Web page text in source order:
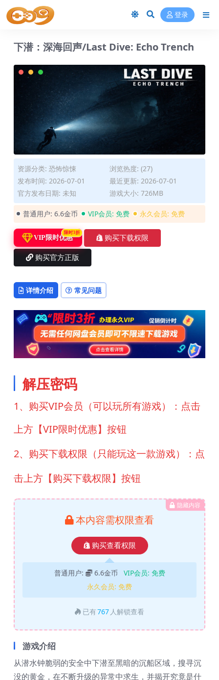
登录
下潜：深海回声/Last Dive: Echo Trench
资源分类: 恐怖惊悚
浏览热度: (27)
发布时间: 2026-07-01
最近更新: 2026-07-01
官方发布日期: 未知
游戏大小: 726MB
普通用户: 6.6金币 VIP会员: 免费 永久会员: 免费
VIP限时优惠
限时3折
购买下载权限
购买官方正版
详情介绍 常见问题
解压密码
1、购买VIP会员（可以玩所有游戏）：点击
上方【VIP限时优惠】按钮
2、购买下载权限（只能玩这一款游戏）：点
击上方【购买下载权限】按钮
隐藏内容
本内容需权限查看
购买查看权限
普通用户: 6.6金币 VIP会员: 免费
永久会员: 免费
已有767 人解锁查看
游戏介绍
从潜水钟脆弱的安全中下潜至黑暗的沉船区域，搜寻沉
没的黄金，在不断升级的异常中求生，并揭开究竟是什